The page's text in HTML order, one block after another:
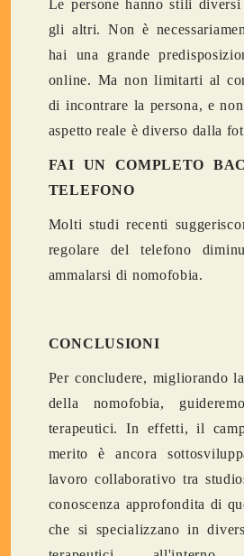
Le persone hanno stili
gli altri. Non è
hai una grande
online. Ma non limitarti al
di incontrare la persona, e
aspetto reale è diverso dalla
FAI UN COMPLETO
TELEFONO
Molti studi recenti
regolare del telefono
ammalarsi di nomofobia.
CONCLUSIONI
Per concludere, migliorando
della nomofobia,
terapeutici. In effetti, il
merito è ancora
lavoro collaborativo tra
conoscenza approfondita di
che si specializzano in